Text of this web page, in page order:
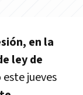
en la
ley de
jueves